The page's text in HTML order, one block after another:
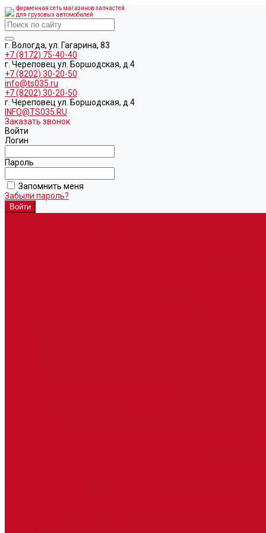
фирменная сеть магазинов запчастей
для грузовых автомобилей
г. Вологда, ул. Гагарина, 83
+7 (8172) 75-40-40
г. Череповец ул. Боршодская, д.4
+7 (8202) 30-20-50
info@ts035.ru
+7 (8202) 30-20-50
г. Череповец ул. Боршодская, д.4
INFO@TS035.RU
Заказать звонок
Войти
Логин
Пароль
Запомнить меня
Забыли пароль?